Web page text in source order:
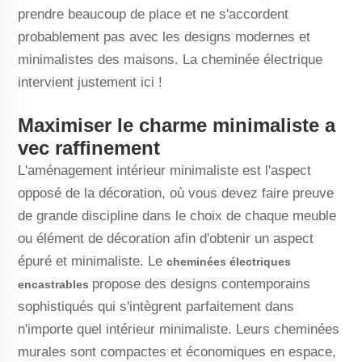
prendre beaucoup de place et ne s'accordent
probablement pas avec les designs modernes et
minimalistes des maisons. La cheminée électrique
intervient justement ici !
Maximiser le charme minimaliste a
vec raffinement
L'aménagement intérieur minimaliste est l'aspect
opposé de la décoration, où vous devez faire preuve
de grande discipline dans le choix de chaque meuble
ou élément de décoration afin d'obtenir un aspect
épuré et minimaliste. Le cheminées électriques
encastrables propose des designs contemporains
sophistiqués qui s'intègrent parfaitement dans
n'importe quel intérieur minimaliste. Leurs cheminées
murales sont compactes et économiques en espace,